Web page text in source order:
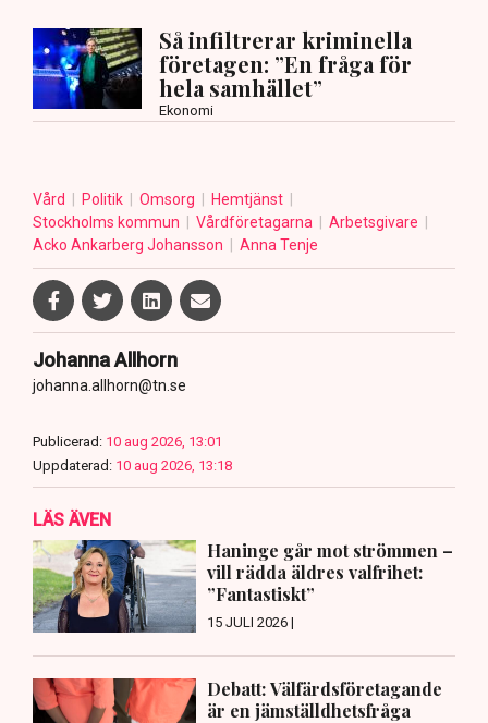
Så infiltrerar kriminella
företagen: ”En fråga för
hela samhället”
Ekonomi
Vård Politik Omsorg
Hemtjänst
Stockholms kommun
Vårdföretagarna
Arbetsgivare
Acko Ankarberg Johansson
Anna Tenje
Johanna Allhorn
johanna.allhorn@tn.se
Publicerad: 10 aug 2026, 13:01
Uppdaterad: 10 aug 2026, 13:18
LÄS ÄVEN
Haninge går mot strömmen –
vill rädda äldres valfrihet:
”Fantastiskt”
15 JULI 2026 |
Debatt: Välfärdsföretagande
är en jämställdhetsfråga